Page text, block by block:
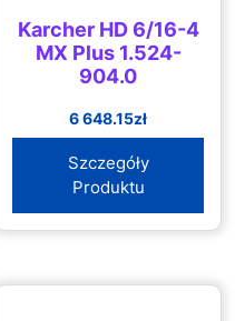
Karcher HD 6/16-4
MX Plus 1.524-
904.0
6 648.15zł
Szczegóły
Produktu